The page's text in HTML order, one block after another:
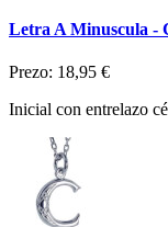
Letra A Minuscula -
Prezo: 18,95 €
Inicial con entrelazo